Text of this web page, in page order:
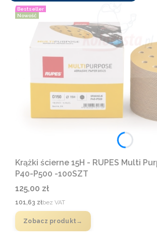
Bestseller
Nowość
Krążki ścierne 15H - RUPES Multi Purpose D150 -
P40-P500 -100SZT
Cena
125,00 zł
Cena
101,63 złbez VAT
Zobacz produkt